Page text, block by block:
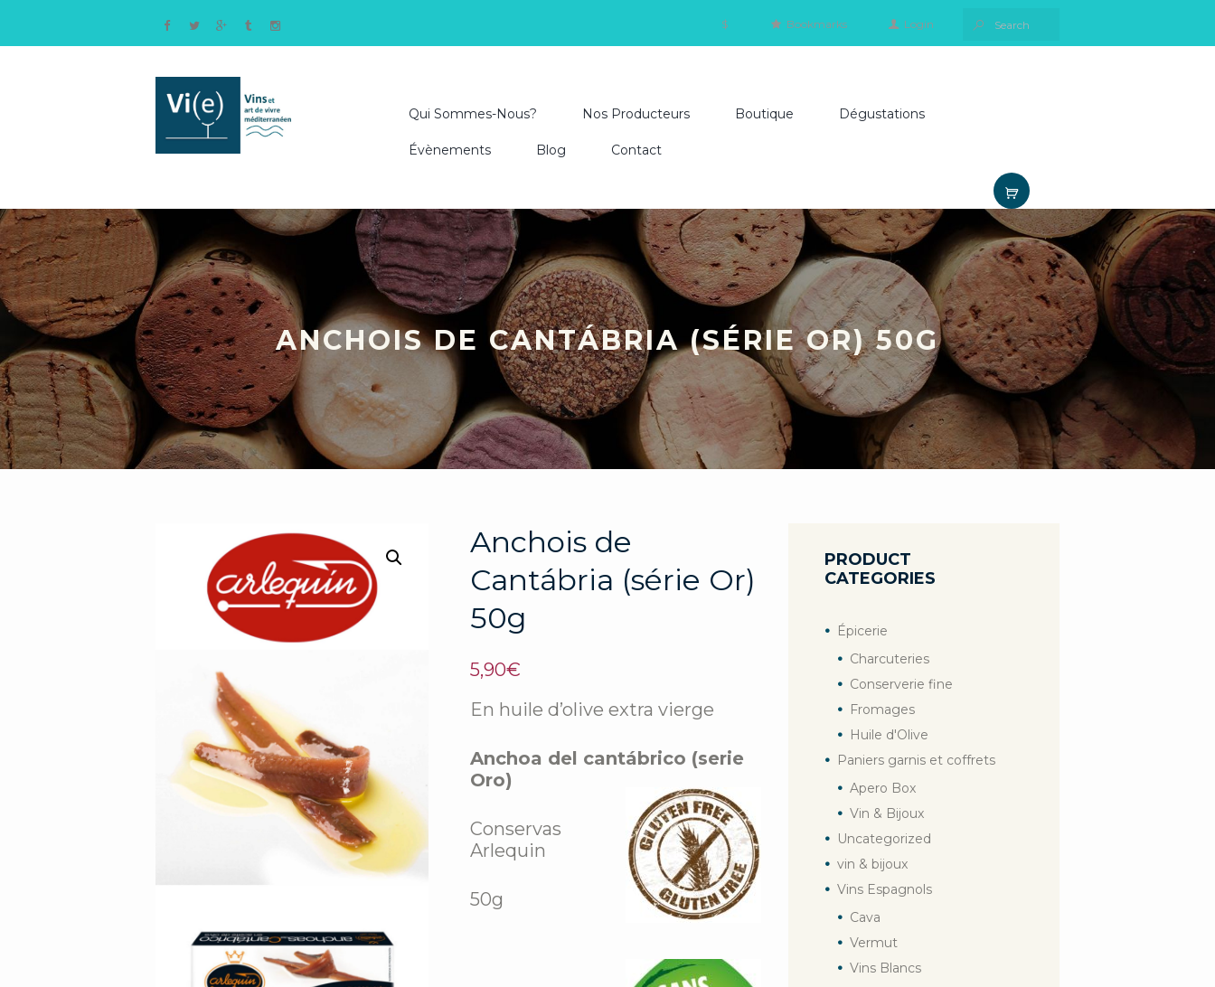
$ Bookmarks Login
Qui Sommes-Nous? Nos Producteurs Boutique Dégustations
Évènements Blog Contact
ANCHOIS DE CANTÁBRIA (SÉRIE OR) 50G
Anchois de
Cantábria (série Or)
50g
5,90€
En huile d’olive extra vierge
Anchoa del cantábrico (serie
Oro)
Conservas
Arlequin
50g
PRODUCT
CATEGORIES
Épicerie
Charcuteries
Conserverie fine
Fromages
Huile d'Olive
Paniers garnis et coffrets
Apero Box
Vin & Bijoux
Uncategorized
vin & bijoux
Vins Espagnols
Cava
Vermut
Vins Blancs